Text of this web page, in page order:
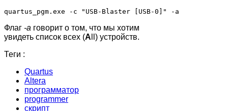
Флаг -a говорит о том, что мы хотим
увидеть список всех (A ll) устройств.
Теги :
Quartus
Altera
программатор
programmer
скрипт